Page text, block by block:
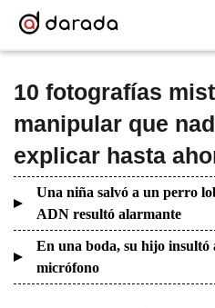
10 fotografías
manipular que
explicar hasta
Una niña salvó a un perro
ADN resultó alarmante
En una boda, su hijo insultó
micrófono